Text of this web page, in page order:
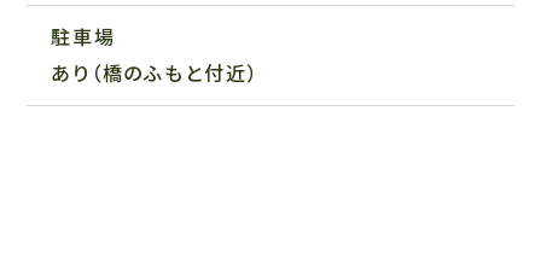
駐車場
あり（橋のふもと付近）